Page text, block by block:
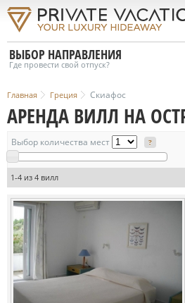
ВЫБОР НАПРАВЛЕНИЯ
Где провести свой отпуск?
Главная Греция Скиафос
АРЕНДА ВИЛЛ НА
Выбор количества мест ?
1-4 из 4 вилл